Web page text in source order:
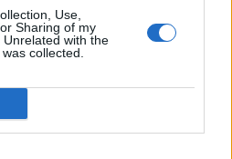
Use,
Sharing of my
with the
collected.